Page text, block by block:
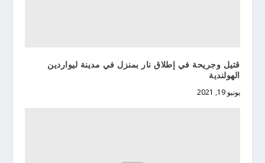
قتيل وجريحة في إطلاق نار بمنزل في مدينة ليواردين
الهولندية
يونيو 19, 2021